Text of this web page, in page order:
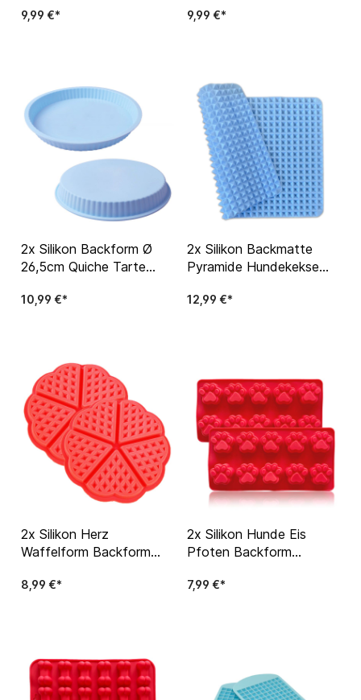
Eiswürfelbehälter Gitter
9,99 €*
Fondant Muffin Rosa
9,99 €*
2x Silikon Backform Ø
26,5cm Quiche Tarte
Geriffelt
10,99 €*
2x Silikon Backmatte
Pyramide Hundekekse
Hundeleckerlis Backform
12,99 €*
2x Silikon Herz
Waffelform Backform
8,99 €*
2x Silikon Hunde Eis
Pfoten Backform
Hundekekse Silikonmatte
7,99 €*